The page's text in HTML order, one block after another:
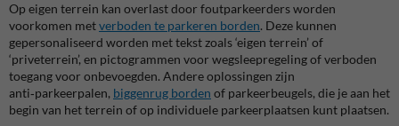
Op eigen terrein kan overlast door foutparkeerders worden
voorkomen metverboden te parkeren borden. Deze kunnen
gepersonaliseerd worden met tekst zoals ‘eigen terrein’ of
‘priveterrein’, en pictogrammen voor wegsleepregeling of verboden
toegang voor onbevoegden. Andere oplossingen zijn
anti‑parkeerpalen, biggenrug borden of parkeerbeugels, die je aan het
begin van het terrein of op individuele parkeerplaatsen kunt plaatsen.